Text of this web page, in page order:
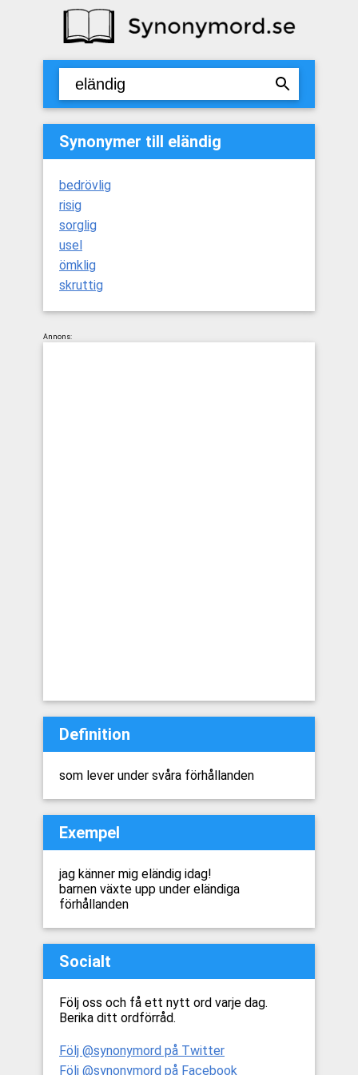
Synonymer till eländig
bedrövlig
risig
sorglig
usel
ömklig
skruttig
Annons:
Definition
som lever under svåra förhållanden
Exempel
jag känner mig eländig idag!
barnen växte upp under eländiga
förhållanden
Socialt
Följ oss och få ett nytt ord varje dag.
Berika ditt ordförråd.
Följ @synonymord på Twitter
Följ @synonymord på Facebook